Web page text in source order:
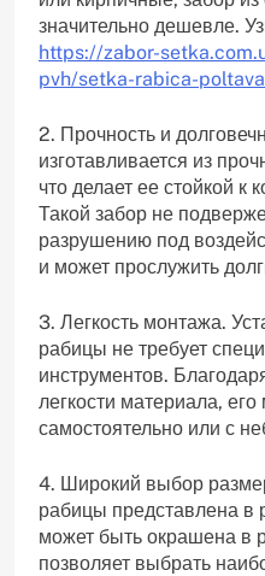
значительно дешевле.
https://zabor-
pvh/setka-rabica-
2. Прочность и
изготавливается из
что делает ее стойкой к
Такой забор не
разрушению под
и может прослужить
3. Легкость монтажа.
рабицы не требует
инструментов.
легкости материала,
самостоятельно или с
4. Широкий выбор
рабицы представлена в
может быть окрашена в
позволяет выбрать